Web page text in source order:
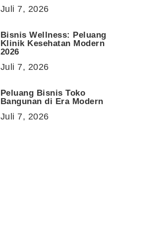
Juli 7, 2026
Bisnis Wellness: Peluang
Klinik Kesehatan Modern
2026
Juli 7, 2026
Peluang Bisnis Toko
Bangunan di Era Modern
Juli 7, 2026